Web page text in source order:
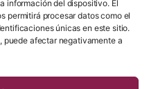
información del dispositivo. El
permitirá procesar datos como el
únicas en este sitio.
puede afectar negativamente a
con la